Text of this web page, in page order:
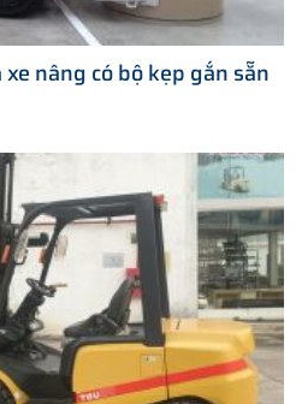
nâng có bộ kẹp gắn sẵn